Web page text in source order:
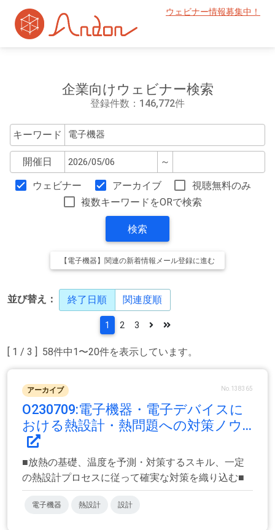
ウェビナー情報募集中！
企業向けウェビナー検索
登録件数：146,772件
キーワード
開催日 ～
ウェビナー アーカイブ
視聴無料のみ
複数キーワードをORで検索
検索
【電子機器】関連の新着情報メール登録に進む
並び替え： 終了日順 関連度順
[ 1 / 3 ] 58件中1〜20件を表示しています。
1 2 3
アーカイブ No.138365
O230709:電子機器・電子デバイスに
おける熱設計・熱問題への対策ノウ...
■放熱の基礎、温度を予測・対策するスキル、一定
の熱設計プロセスに従って確実な対策を織り込む■
電子機器 熱設計 設計